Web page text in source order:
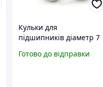
Кульки для
підшипників діаметр 7
покриттям (1 шт)
Готово до відправки